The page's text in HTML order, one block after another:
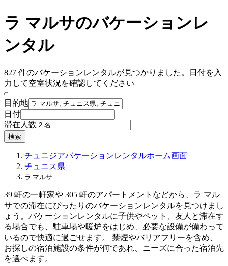
ラ マルサのバケーションレ
ンタル
827 件のバケーションレンタルが見つかりました。日付を入
力して空室状況を確認してください
目的地
日付
滞在人数
検索
チュニジアバケーションレンタルホーム画面
チュニス県
ラ マルサ
39 軒の一軒家や 305 軒のアパートメントなどから、ラ マル
サでの滞在にぴったりのバケーションレンタルを見つけまし
ょう。バケーションレンタルに子供やペット、友人と滞在す
る場合でも、駐車場や暖炉をはじめ、必要な設備が備わって
いるので快適に過ごせます。 禁煙やバリアフリーを含め、
お探しの宿泊施設の条件が何であれ、ニーズに合った宿泊先
を選べます。